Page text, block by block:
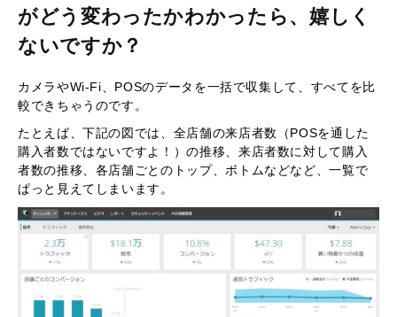
がどう変わったかわかったら、嬉しく
ないですか？
カメラやWi-Fi、POSのデータを一括で収集して、すべてを比
較できちゃうのです。
たとえば、下記の図では、全店舗の来店者数（POSを通した
購入者数ではないですよ！）の推移、来店者数に対して購入
者数の推移、各店舗ごとのトップ、ボトムなどなど、一覧で
ぱっと見えてしまいます。